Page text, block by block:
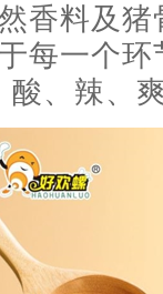
香料及
每一个
酸、辣、